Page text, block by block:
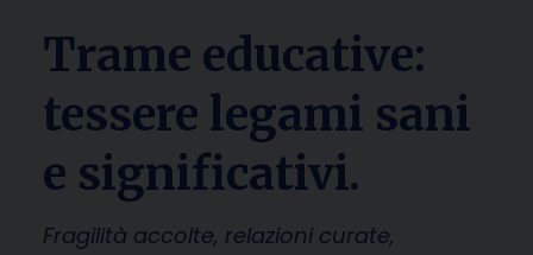
Trame educative:
tessere legami sani
e significativi.
Fragilità accolte, relazioni curate,